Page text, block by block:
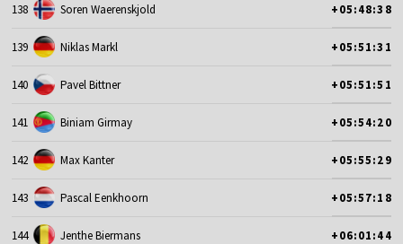
138 Soren Waerenskjold +05:48:38
139 Niklas Markl +05:51:31
140 Pavel Bittner +05:51:51
141 Biniam Girmay +05:54:20
142 Max Kanter +05:55:29
143 Pascal Eenkhoorn +05:57:18
144 Jenthe Biermans +06:01:44